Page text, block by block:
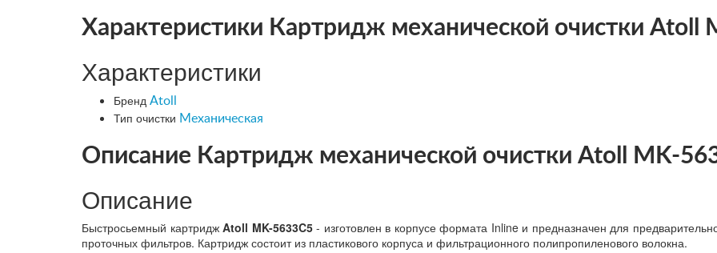
Характеристики Картридж механической очистки Atoll
Характеристики
Бренд Atoll
Тип очистки Механическая
Описание Картридж механической очистки Atoll MK-
Описание
Быстросьемный картридж Atoll MK-5633C5 - изготовлен в корпусе формата Inline и предназначен для
проточных фильтров. Картридж состоит из пластикового корпуса и фильтрационного полипропиленового волокна.